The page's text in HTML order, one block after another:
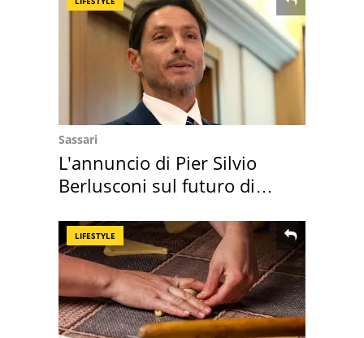
Sassari
L'annuncio di Pier Silvio
Berlusconi sul futuro di
LIFESTYLE